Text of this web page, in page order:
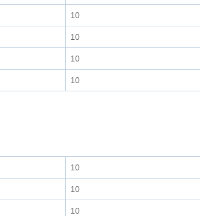
10
10
10
10
10
10
10